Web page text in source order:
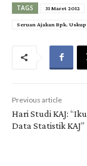
TAGS 31 Maret 2012
Seruan Ajakan Bpk. Uskup
Previous article
Hari Studi KAJ:
Data Statistik KAJ”